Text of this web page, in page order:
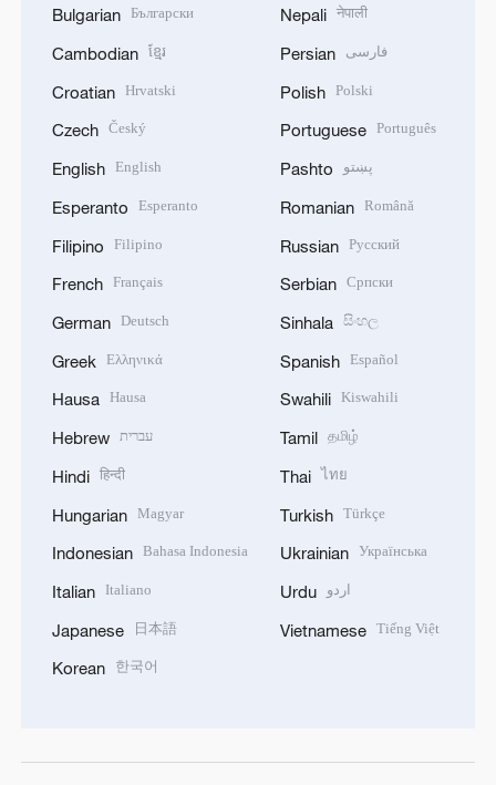
Bulgarian Български
Cambodian ខ្មែរ
Croatian Hrvatski
Czech Český
English English
Esperanto Esperanto
Filipino Filipino
French Français
German Deutsch
Greek Ελληνικά
Hausa Hausa
Hebrew עברית
Hindi हिन्दी
Hungarian Magyar
Indonesian Bahasa Indonesia
Italian Italiano
Japanese 日本語
Korean 한국어
Nepali नेपाली
Persian فارسی
Polish Polski
Portuguese Português
Pashto پښتو
Romanian Română
Russian Русский
Serbian Српски
Sinhala සිංහල
Spanish Español
Swahili Kiswahili
Tamil தமிழ்
Thai ไทย
Turkish Türkçe
Ukrainian Українська
Urdu اردو
Vietnamese Tiếng Việt